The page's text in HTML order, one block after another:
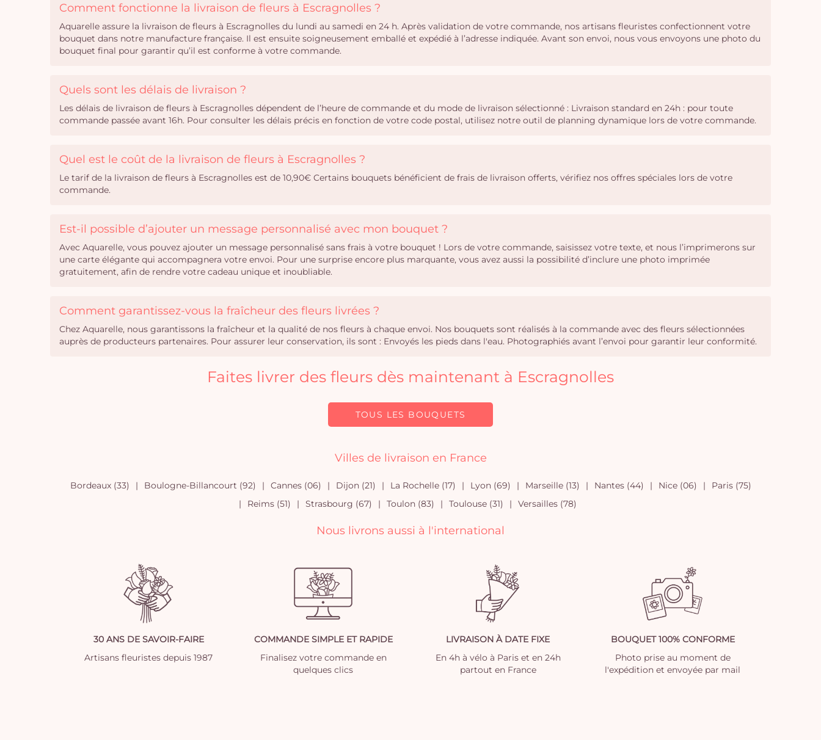
Comment fonctionne la livraison de fleurs à Escragnolles ?
Aquarelle assure la livraison de fleurs à Escragnolles du lundi au samedi en 24 h. Après validation de votre commande, nos artisans fleuristes confectionnent votre
bouquet dans notre manufacture française. Il est ensuite soigneusement emballé et expédié à l’adresse indiquée. Avant son envoi, nous vous envoyons une photo du
bouquet final pour garantir qu’il est conforme à votre commande.
Quels sont les délais de livraison ?
Les délais de livraison de fleurs à Escragnolles dépendent de l’heure de commande et du mode de livraison sélectionné : Livraison standard en 24h : pour toute
commande passée avant 16h. Pour consulter les délais précis en fonction de votre code postal, utilisez notre outil de planning dynamique lors de votre commande.
Quel est le coût de la livraison de fleurs à Escragnolles ?
Le tarif de la livraison de fleurs à Escragnolles est de 10,90€ Certains bouquets bénéficient de frais de livraison offerts, vérifiez nos offres spéciales lors de votre
commande.
Est-il possible d’ajouter un message personnalisé avec mon bouquet ?
Avec Aquarelle, vous pouvez ajouter un message personnalisé sans frais à votre bouquet ! Lors de votre commande, saisissez votre texte, et nous l’imprimerons sur
une carte élégante qui accompagnera votre envoi. Pour une surprise encore plus marquante, vous avez aussi la possibilité d’inclure une photo imprimée
gratuitement, afin de rendre votre cadeau unique et inoubliable.
Comment garantissez-vous la fraîcheur des fleurs livrées ?
Chez Aquarelle, nous garantissons la fraîcheur et la qualité de nos fleurs à chaque envoi. Nos bouquets sont réalisés à la commande avec des fleurs sélectionnées
auprès de producteurs partenaires. Pour assurer leur conservation, ils sont : Envoyés les pieds dans l'eau. Photographiés avant l’envoi pour garantir leur conformité.
Faites livrer des fleurs dès maintenant à Escragnolles
TOUS LES BOUQUETS
Villes de livraison en France
Bordeaux (33) Boulogne-Billancourt (92) Cannes (06) Dijon (21) La Rochelle (17) Lyon (69) Marseille (13) Nantes (44) Nice (06)
Paris (75)
Reims (51)
Strasbourg (67) Toulon (83) Toulouse (31) Versailles (78)
Nous livrons aussi à l'international
30 ANS DE SAVOIR-FAIRE
Artisans fleuristes depuis 1987
COMMANDE SIMPLE ET RAPIDE
Finalisez votre commande en
quelques clics
LIVRAISON À DATE FIXE
En 4h à vélo à Paris et en 24h
partout en France
BOUQUET 100% CONFORME
Photo prise au moment de
l'expédition et envoyée par mail